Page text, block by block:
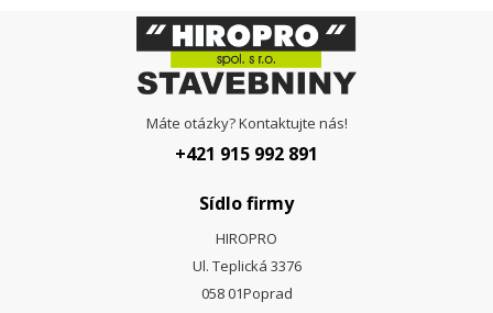
Máte otázky? Kontaktujte nás!
+421 915 992 891
Sídlo firmy
HIROPRO
Ul. Teplická 3376
058 01Poprad